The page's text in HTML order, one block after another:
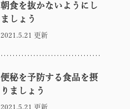
朝食を抜かないようにし
ましょう
2021.5.21 更新
便秘を予防する食品を摂
りましょう
2021.5.21 更新